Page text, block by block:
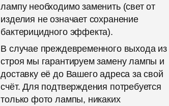
лампу необходимо заменить (свет от
изделия не означает сохранение
бактерицидного эффекта).
В случае преждевременного выхода из
строя мы гарантируем замену лампы и
доставку её до Вашего адреса за свой
счёт. Для подтверждения потребуется
только фото лампы, никаких